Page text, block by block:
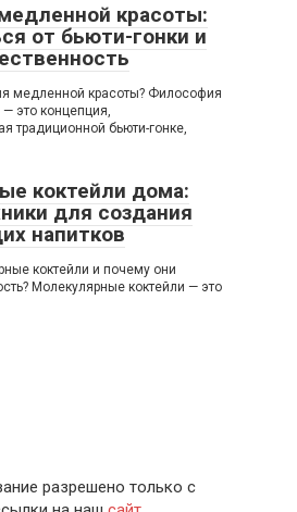
красоты:
от бьюти-гонки и
медленной красоты? Философия
это концепция,
традиционной бьюти-гонке,
коктейли дома:
для создания
напитков
коктейли и почему они
Молекулярные коктейли — это
разрешено только с